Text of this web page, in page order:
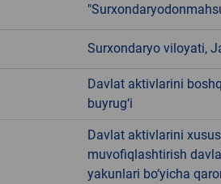
Surxondaryo viloyati,
Davlat aktivlarini
buyrug‘i
Davlat aktivlarini
muvofiqlashtirish
yakunlari bo‘yicha